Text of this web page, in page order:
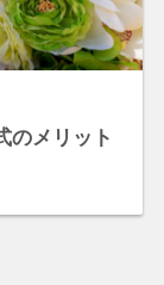
のメリット